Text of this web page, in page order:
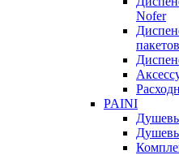
Nofer
PAINI